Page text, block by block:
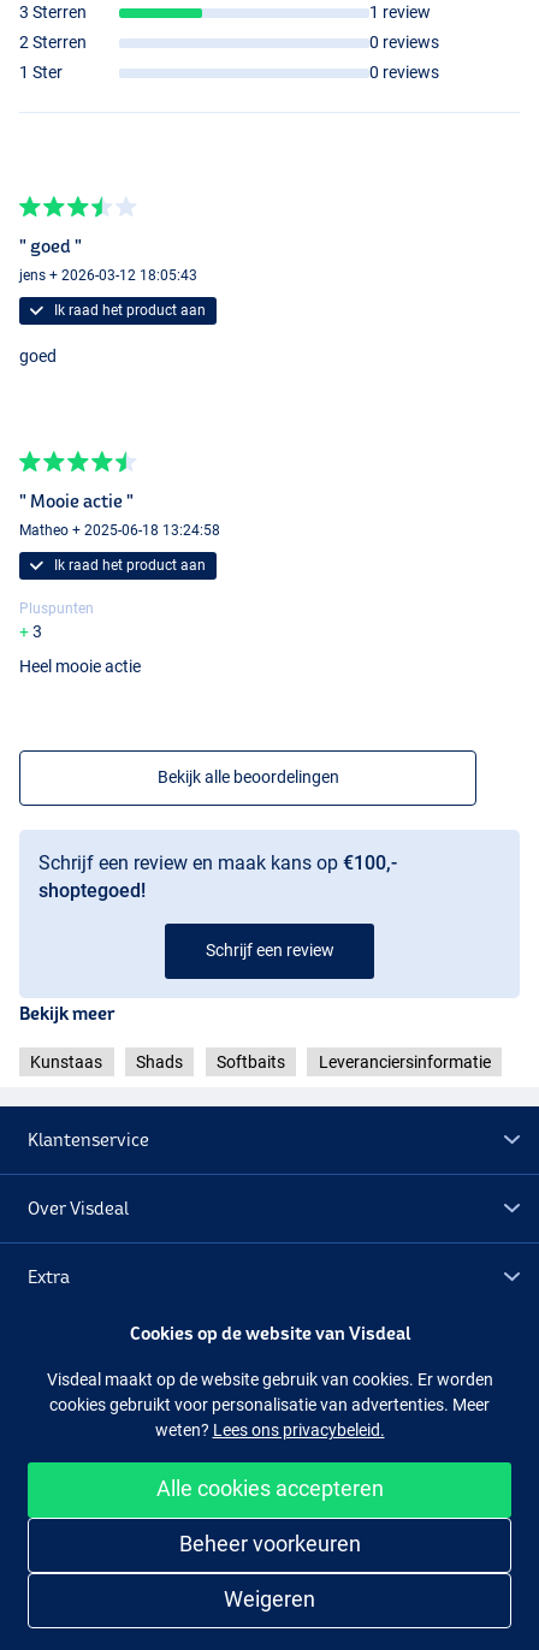
3 Sterren
1 review
2 Sterren
0 reviews
1 Ster
0 reviews
" goed "
jens + 2026-03-12 18:05:43
Ik raad het product aan
goed
" Mooie actie "
Matheo + 2025-06-18 13:24:58
Ik raad het product aan
Pluspunten
3
Heel mooie actie
Bekijk alle beoordelingen
Schrijf een review en maak kans op €100,-
shoptegoed!
Schrijf een review
Bekijk meer
Kunstaas Shads Softbaits Leveranciersinformatie
Klantenservice
Over Visdeal
Extra
Facebook Instagram
Makkelijk en veilig shoppen
Cookies op de website van Visdeal
Visdeal maakt op de website gebruik van cookies. Er worden
cookies gebruikt voor personalisatie van advertenties. Meer
weten? Lees ons privacybeleid.
Alle cookies accepteren
Beheer voorkeuren
Weigeren